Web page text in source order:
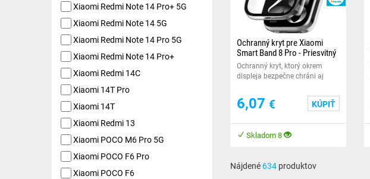
Xiaomi Redmi Note 14 Pro+ 5G
Xiaomi Redmi Note 14 5G
Xiaomi Redmi Note 14 Pro 5G
Xiaomi Redmi Note 14 Pro+
Xiaomi Redmi 14C
Xiaomi 14T Pro
Xiaomi 14T
Xiaomi Redmi 13
Xiaomi POCO M6 Pro 5G
Xiaomi POCO F6 Pro
Xiaomi POCO F6
Ochranný kryt pre Xiaomi
Smart Band 8 Pro - Priesvitný
Ochranný kryt, ktorý okrem
displeja bezpečne chráni aj
6,07 € KÚPIŤ
Skladom 8
Nájdené 634 produktov